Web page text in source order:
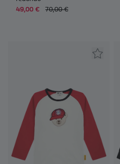
49,00 €
70,00 €